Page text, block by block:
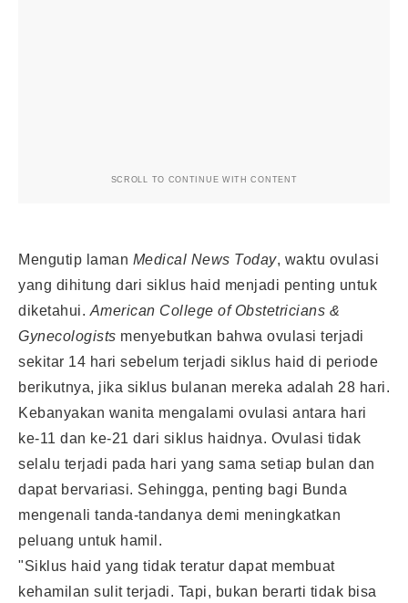
SCROLL TO CONTINUE WITH CONTENT
Mengutip laman Medical News Today, waktu ovulasi
yang dihitung dari siklus haid menjadi penting untuk
diketahui. American College of Obstetricians &
Gynecologists menyebutkan bahwa ovulasi terjadi
sekitar 14 hari sebelum terjadi siklus haid di periode
berikutnya, jika siklus bulanan mereka adalah 28 hari.
Kebanyakan wanita mengalami ovulasi antara hari
ke-11 dan ke-21 dari siklus haidnya. Ovulasi tidak
selalu terjadi pada hari yang sama setiap bulan dan
dapat bervariasi. Sehingga, penting bagi Bunda
mengenali tanda-tandanya demi meningkatkan
peluang untuk hamil.
"Siklus haid yang tidak teratur dapat membuat
kehamilan sulit terjadi. Tapi, bukan berarti tidak bisa